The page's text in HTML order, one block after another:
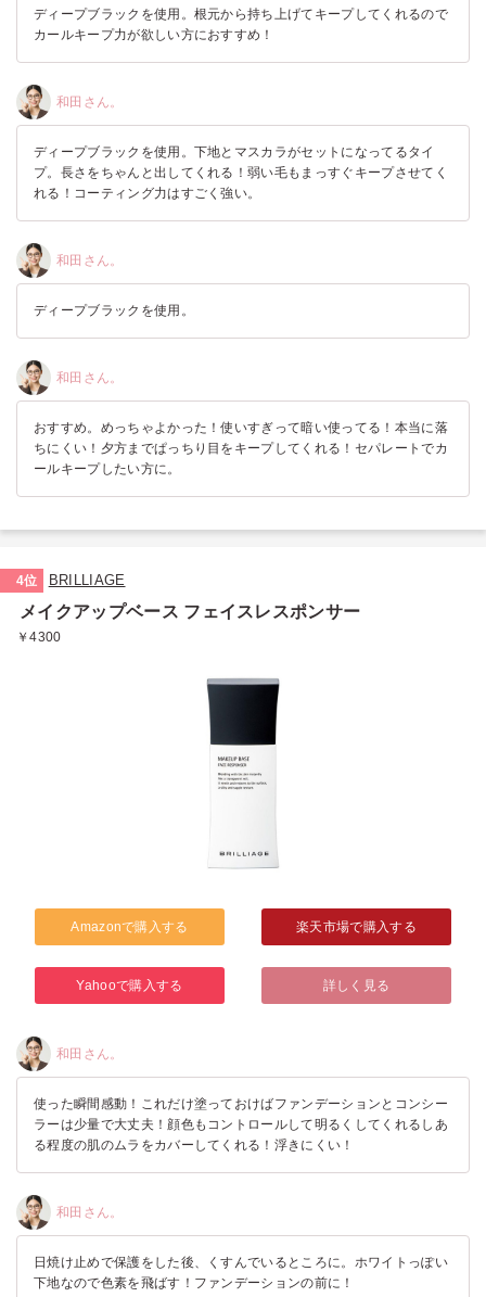
ディープブラックを使用。根元から持ち上げてキープしてくれるので
カールキープ力が欲しい方におすすめ！
和田さん。
ディープブラックを使用。下地とマスカラがセットになってるタイ
プ。長さをちゃんと出してくれる！弱い毛もまっすぐキープさせてく
れる！コーティング力はすごく強い。
和田さん。
ディープブラックを使用。
和田さん。
おすすめ。めっちゃよかった！使いすぎって暗い使ってる！本当に落
ちにくい！夕方までぱっちり目をキープしてくれる！セパレートでカ
ールキープしたい方に。
4位 BRILLIAGE
メイクアップベース フェイスレスポンサー
￥4300
Amazonで購入する 楽天市場で購入する
Yahooで購入する 詳しく見る
和田さん。
使った瞬間感動！これだけ塗っておけばファンデーションとコンシー
ラーは少量で大丈夫！顔色もコントロールして明るくしてくれるしあ
る程度の肌のムラをカバーしてくれる！浮きにくい！
和田さん。
日焼け止めで保護をした後、くすんでいるところに。ホワイトっぽい
下地なので色素を飛ばす！ファンデーションの前に！